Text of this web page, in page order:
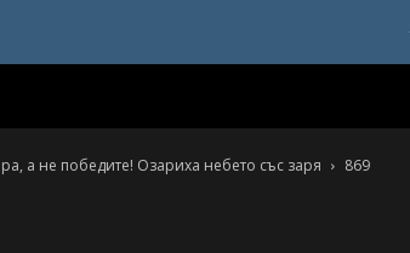
а не победите! Озариха небето със заря 869